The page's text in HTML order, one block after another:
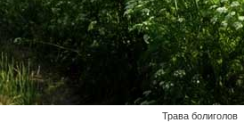
Трава болиголов